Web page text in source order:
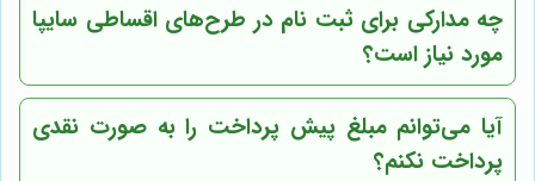
چه مدارکی برای ثبت نام در طرح‌های اقساطی سایپا
مورد نیاز است؟
آیا می‌توانم مبلغ پیش پرداخت را به صورت نقدی
پرداخت نکنم؟